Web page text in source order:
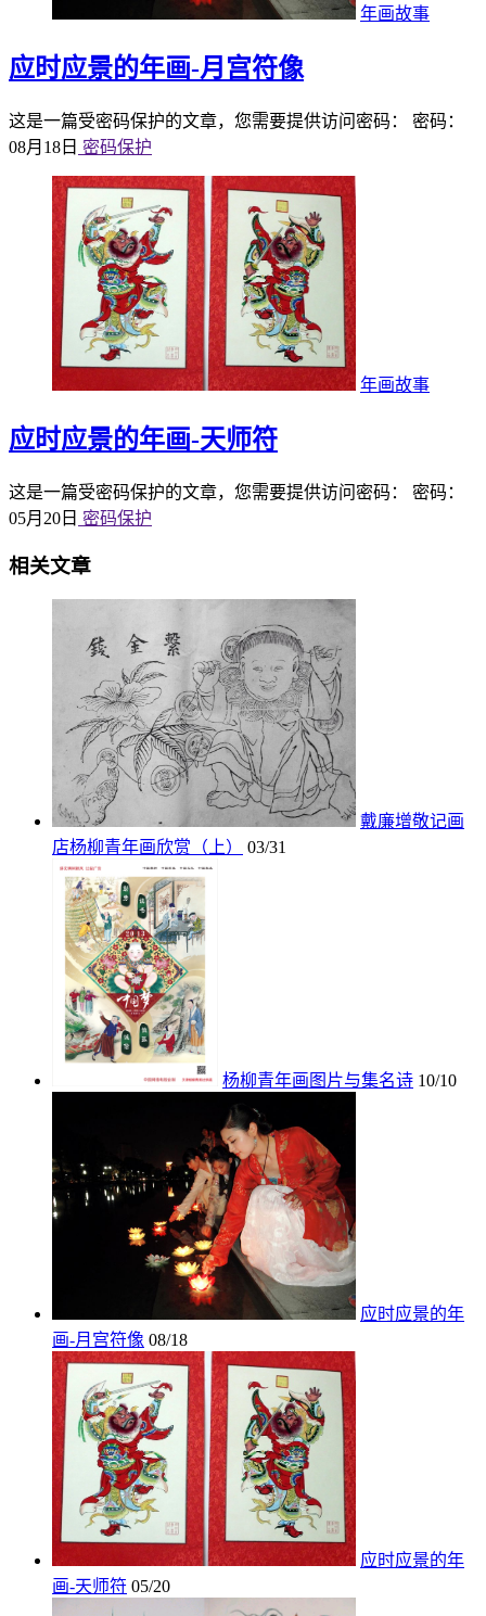
年画故事
应时应景的年画-月宫符像
这是一篇受密码保护的文章，您需要提供访问密码： 密码：
08月18日 密码保护
年画故事
应时应景的年画-天师符
这是一篇受密码保护的文章，您需要提供访问密码： 密码：
05月20日 密码保护
相关文章
戴廉增敬记画
店杨柳青年画欣赏（上）
03/31
杨柳青年画图片与集名诗 10/10
应时应景的年
画-月宫符像 08/18
应时应景的年
画-天师符 05/20